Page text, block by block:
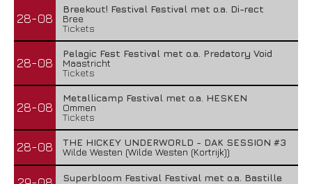
28-08
Breekout! Festival Festival met o.a. Di-rect
Bree
Tickets
28-08
Pelagic Fest Festival met o.a. Predatory Void
Maastricht
Tickets
28-08
Metallicamp Festival met o.a. HESKEN
Ommen
Tickets
28-08
THE HICKEY UNDERWORLD - DAK SESSION #3
Wilde Westen (Wilde Westen (Kortrijk))
Superbloom Festival Festival met o.a. Bastille